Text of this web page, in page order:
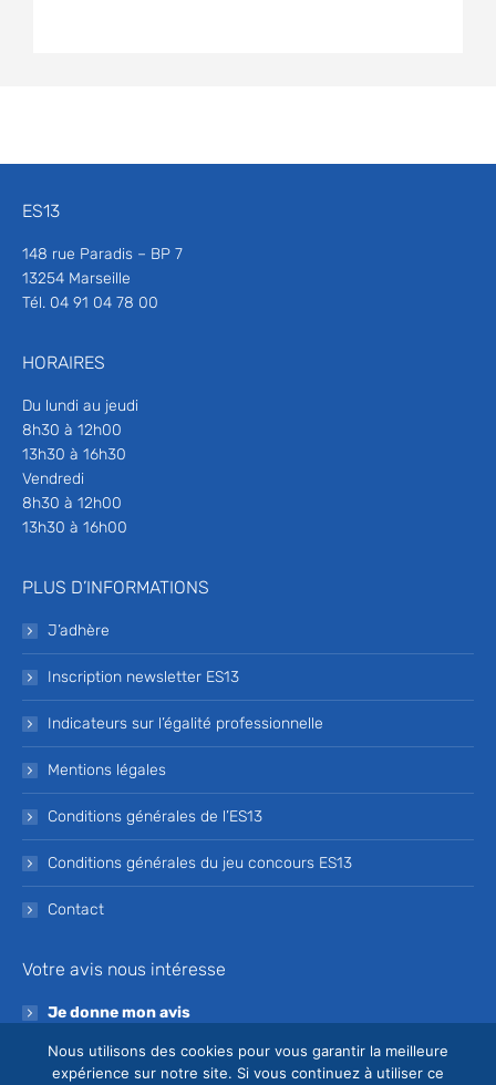
ES13
148 rue Paradis – BP 7
13254 Marseille
Tél. 04 91 04 78 00
HORAIRES
Du lundi au jeudi
8h30 à 12h00
13h30 à 16h30
Vendredi
8h30 à 12h00
13h30 à 16h00
PLUS D’INFORMATIONS
J’adhère
Inscription newsletter ES13
Indicateurs sur l’égalité professionnelle
Mentions légales
Conditions générales de l’ES13
Conditions générales du jeu concours ES13
Contact
Votre avis nous intéresse
Je donne mon avis
Devenez bénévole de l’ES13
Nous utilisons des cookies pour vous garantir la meilleure
expérience sur notre site. Si vous continuez à utiliser ce